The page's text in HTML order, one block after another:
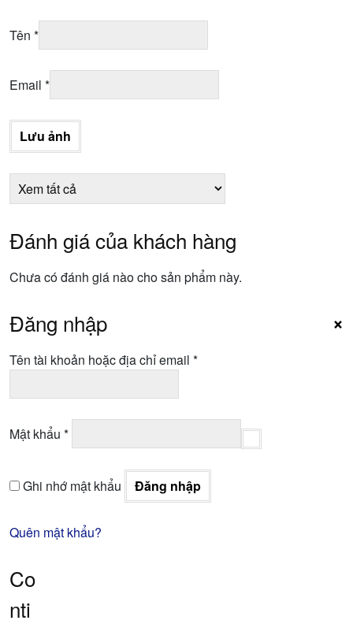
Tên *
Email *
Lưu ảnh
Đánh giá của khách hàng
Chưa có đánh giá nào cho sản phẩm này.
×
Đăng nhập
Tên tài khoản hoặc địa chỉ email *Bắt
Mật khẩu *Bắt
buộc
Ghi nhớ mật khẩu
Đăng nhập
Quên mật khẩu?
Co
nti